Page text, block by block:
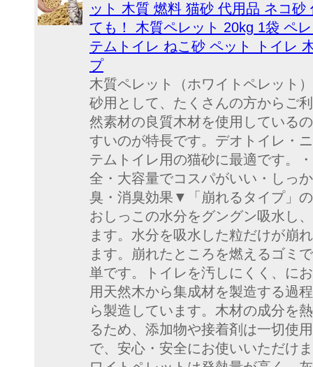
ット 木質 燃料 猫砂 代用品 ネコ
ても！ 木質ペレット 20kg 1袋 ペ
テムトイレ ねこ砂 ペット トイレ
プ
木質ペレット（ホワイトペレット
砂用として、たくさんの方からご
然素材の良質木材を使用している
すいのが特長です。デオトイレ・
テムトイレ用の猫砂に最適です。
全・大容量でコスパがいい・しっ
臭・消臭効果▼「崩れるタイプ」
おしっこの水分をグングン吸水し
ます。水分を吸水した粒だけが崩
ます。崩れたところを燃えるゴミ
単です。トイレを汚しにくく、に
用天然木から集成材を製造する過
ら製造しています。木材の成分を
るため、添加物や接着剤は一切使
で、安心・安全にお使いいただけ